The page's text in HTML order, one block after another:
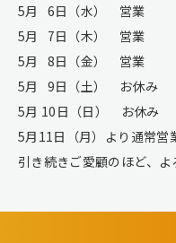
5月 6日（水） 営業
5月 7日（木） 営業
5月 8日（金） 営業
5月 9日（土） お休み
5月 10日（日） お休み
5月11日（月）より通常営
引き続きご愛顧のほど、よ